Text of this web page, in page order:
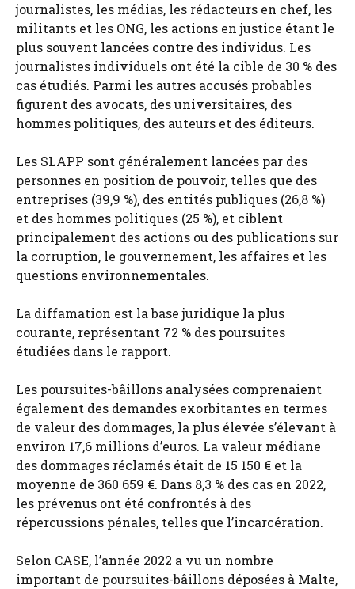
journalistes, les médias, les rédacteurs en chef, les
militants et les ONG, les actions en justice étant le
plus souvent lancées contre des individus. Les
journalistes individuels ont été la cible de 30 % des
cas étudiés. Parmi les autres accusés probables
figurent des avocats, des universitaires, des
hommes politiques, des auteurs et des éditeurs.
Les SLAPP sont généralement lancées par des
personnes en position de pouvoir, telles que des
entreprises (39,9 %), des entités publiques (26,8 %)
et des hommes politiques (25 %), et ciblent
principalement des actions ou des publications sur
la corruption, le gouvernement, les affaires et les
questions environnementales.
La diffamation est la base juridique la plus
courante, représentant 72 % des poursuites
étudiées dans le rapport.
Les poursuites-bâillons analysées comprenaient
également des demandes exorbitantes en termes
de valeur des dommages, la plus élevée s’élevant à
environ 17,6 millions d’euros. La valeur médiane
des dommages réclamés était de 15 150 € et la
moyenne de 360 ​​659 €. Dans 8,3 % des cas en 2022,
les prévenus ont été confrontés à des
répercussions pénales, telles que l’incarcération.
Selon CASE, l’année 2022 a vu un nombre
important de poursuites-bâillons déposées à Malte,